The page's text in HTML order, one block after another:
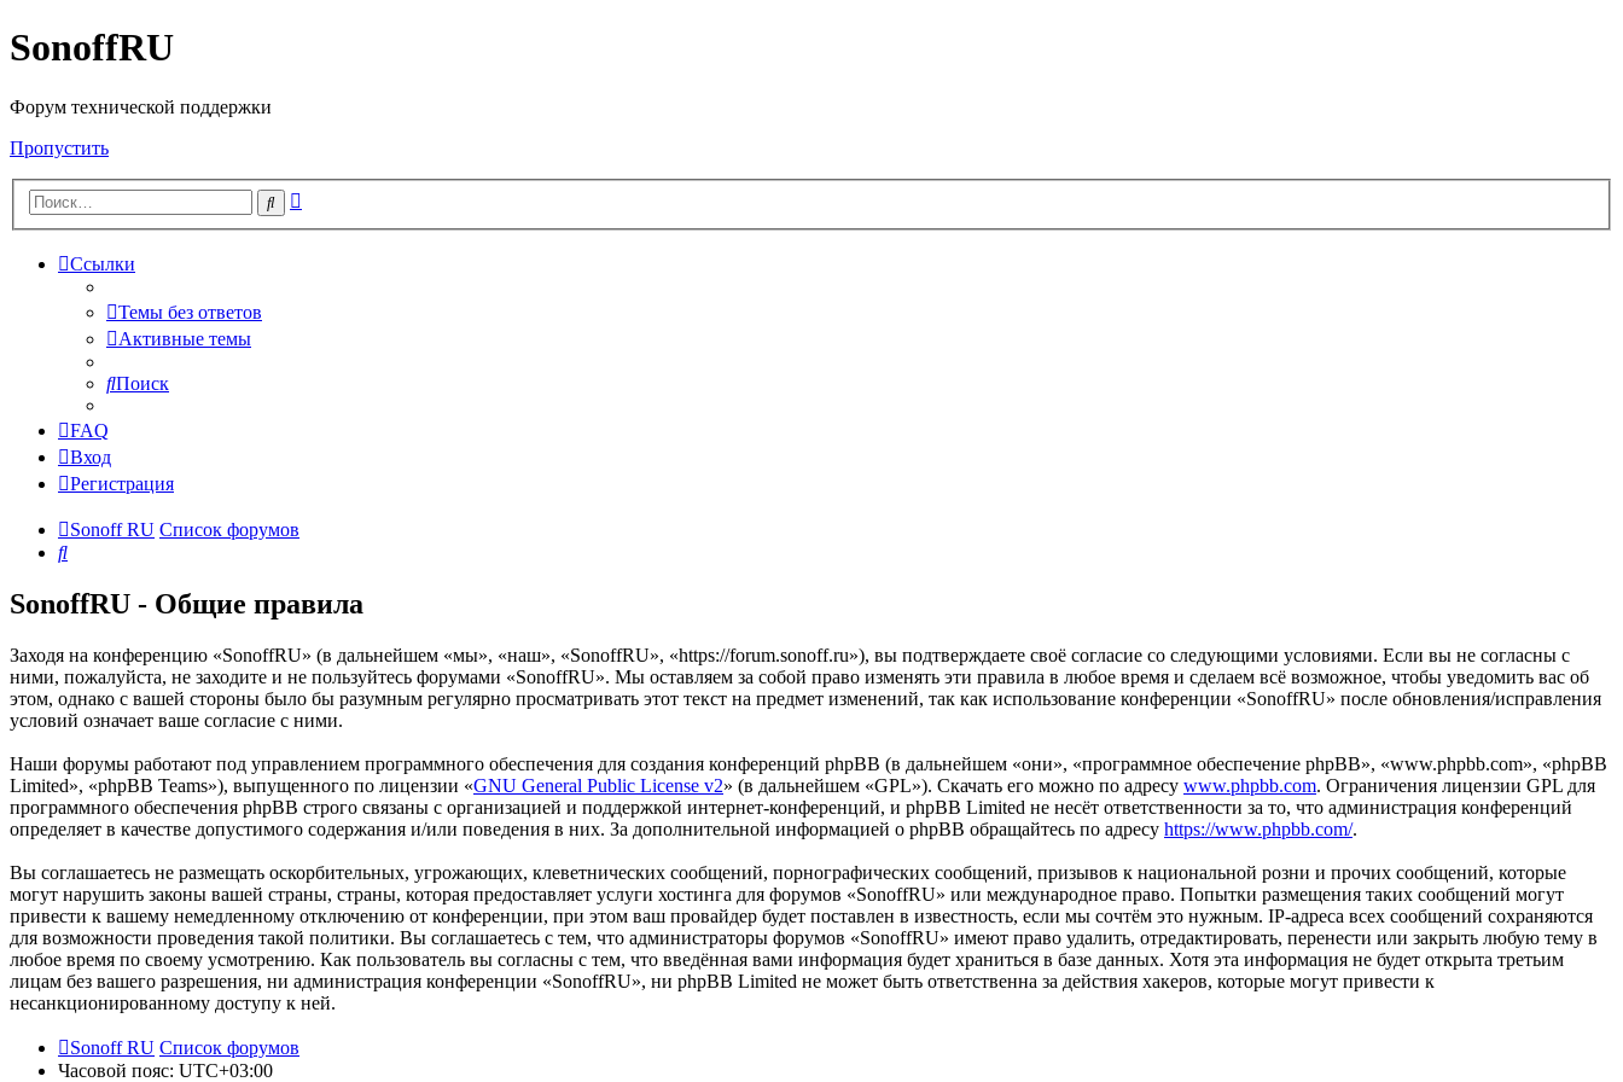
SonoffRU
Форум технической поддержки
Пропустить
Поиск
Ссылки
Темы без ответов
Активные темы
Поиск
FAQ
Вход
Регистрация
Sonoff RU Список форумов
Поиск
SonoffRU - Общие правила
Заходя на конференцию «SonoffRU» (в дальнейшем «мы», «наш», «SonoffRU», «https://forum.sonoff.ru»), вы подтверждаете своё согласие со следующими условиями. Если вы не согласны с
ними, пожалуйста, не заходите и не пользуйтесь форумами «SonoffRU». Мы оставляем за собой право изменять эти правила в любое время и сделаем всё возможное, чтобы уведомить вас об
этом, однако с вашей стороны было бы разумным регулярно просматривать этот текст на предмет изменений, так как использование конференции «SonoffRU» после обновления/исправления
условий означает ваше согласие с ними.
Наши форумы работают под управлением программного обеспечения для создания конференций phpBB (в дальнейшем «они», «программное обеспечение phpBB», «www.phpbb.com», «phpBB
Limited», «phpBB Teams»), выпущенного по лицензии «GNU General Public License v2» (в дальнейшем «GPL»). Скачать его можно по адресу www.phpbb.com. Ограничения лицензии GPL для
программного обеспечения phpBB строго связаны с организацией и поддержкой интернет-конференций, и phpBB Limited не несёт ответственности за то, что администрация конференций
определяет в качестве допустимого содержания и/или поведения в них. За дополнительной информацией о phpBB обращайтесь по адресу https://www.phpbb.com/.
Вы соглашаетесь не размещать оскорбительных, угрожающих, клеветнических сообщений, порнографических сообщений, призывов к национальной розни и прочих сообщений, которые
могут нарушить законы вашей страны, страны, которая предоставляет услуги хостинга для форумов «SonoffRU» или международное право. Попытки размещения таких сообщений могут
привести к вашему немедленному отключению от конференции, при этом ваш провайдер будет поставлен в известность, если мы сочтём это нужным. IP-адреса всех сообщений сохраняются
для возможности проведения такой политики. Вы соглашаетесь с тем, что администраторы форумов «SonoffRU» имеют право удалить, отредактировать, перенести или закрыть любую тему в
любое время по своему усмотрению. Как пользователь вы согласны с тем, что введённая вами информация будет храниться в базе данных. Хотя эта информация не будет открыта третьим
лицам без вашего разрешения, ни администрация конференции «SonoffRU», ни phpBB Limited не может быть ответственна за действия хакеров, которые могут привести к
несанкционированному доступу к ней.
Sonoff RU Список форумов
Часовой пояс: UTC+03:00